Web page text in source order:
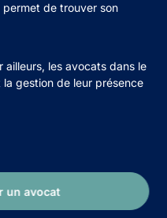
un avocat
de trouver son
ailleurs, les avocats dans le
gestion de leur présence
(539 avis)